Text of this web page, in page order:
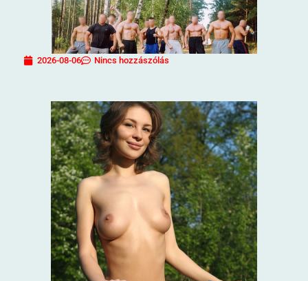
2026-08-06 Nincs hozzászólás